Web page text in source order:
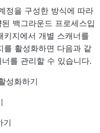
정을 구성한 방식에 따라
백그라운드 프로세스입
키지에서 개별 스캐너를
를 활성화하면 다음과 같
를 관리할 수 있습니다.
성화하기
기